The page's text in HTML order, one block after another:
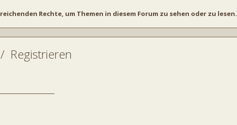
Rechte, um Themen in diesem Forum zu sehen oder zu lesen.
/ Registrieren